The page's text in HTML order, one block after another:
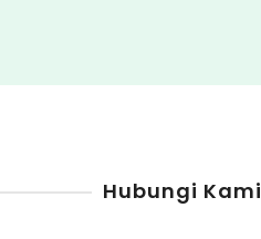
Hubungi Kami